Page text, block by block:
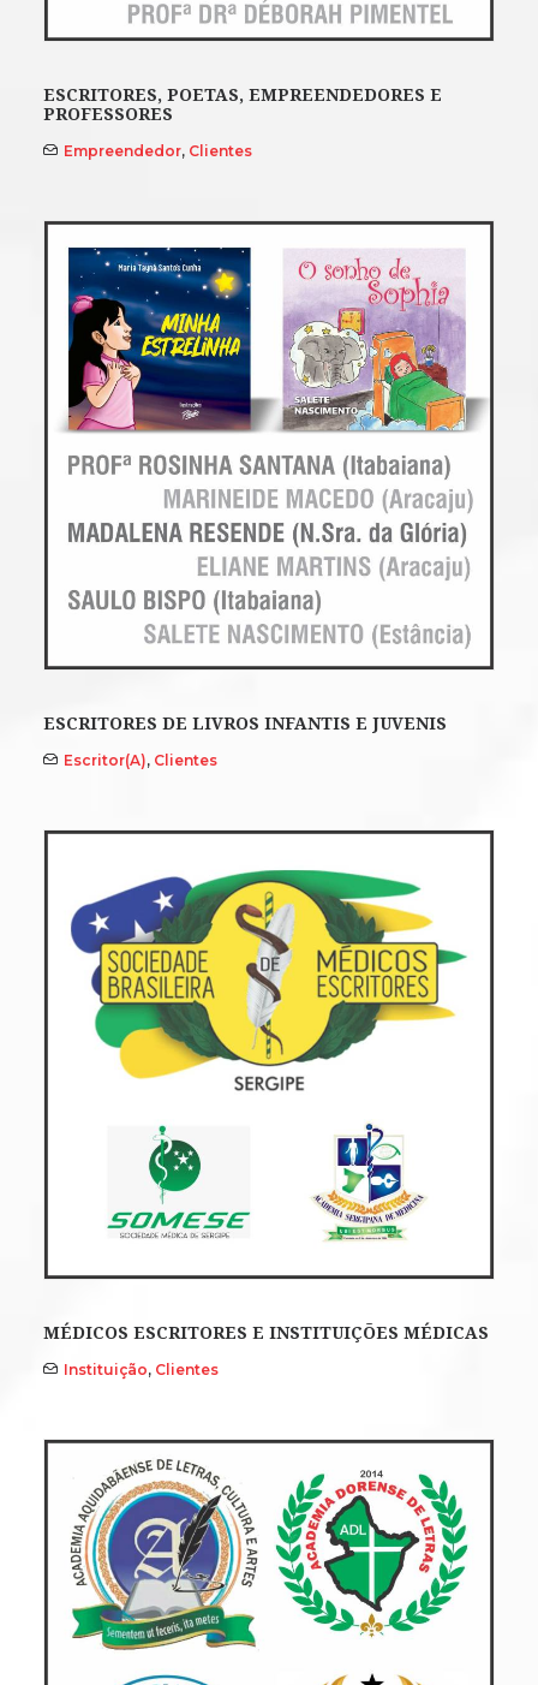
ESCRITORES, POETAS, EMPREENDEDORES E
PROFESSORES
Empreendedor, Clientes
ESCRITORES DE LIVROS INFANTIS E JUVENIS
Escritor(a), Clientes
MÉDICOS ESCRITORES E INSTITUIÇÕES MÉDICAS
Instituição, Clientes